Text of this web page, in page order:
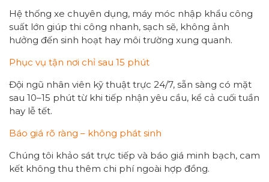
Hệ thống xe chuyên dụng, máy móc nhập khẩu công
suất lớn giúp thi công nhanh, sạch sẽ, không ảnh
hưởng đến sinh hoạt hay môi trường xung quanh.
Phục vụ tận nơi chỉ sau 15 phút
Đội ngũ nhân viên kỹ thuật trực 24/7, sẵn sàng có mặt
sau 10–15 phút từ khi tiếp nhận yêu cầu, kể cả cuối tuần
hay lễ tết.
Báo giá rõ ràng – không phát sinh
Chúng tôi khảo sát trực tiếp và báo giá minh bạch, cam
kết không thu thêm chi phí ngoài hợp đồng.